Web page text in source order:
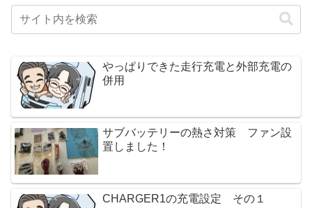
やっぱりできた走行充電と外部充電の
併用
サブバッテリーの熱さ対策 ファン設
置しました！
CHARGER1の充電設定 その１